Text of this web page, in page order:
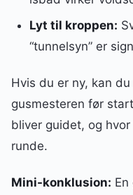
Lyt til kroppen:
“tunnelsyn” er
Hvis du er ny, kan
gusmesteren før
bliver guidet, og
runde.
Mini-konklusion: